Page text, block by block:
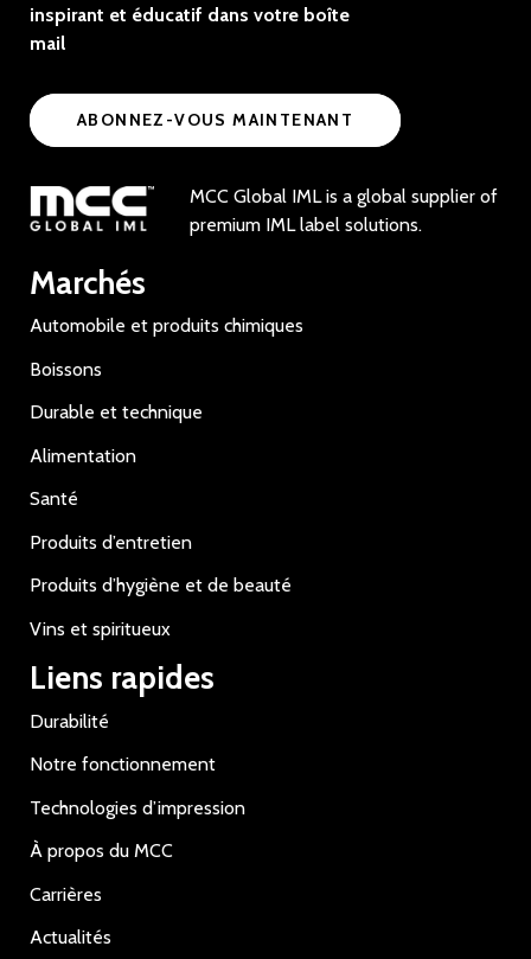
inspirant et éducatif dans votre boîte
mail
ABONNEZ-VOUS MAINTENANT
MCC Global IML is a global supplier of
premium IML label solutions.
Marchés
Automobile et produits chimiques
Boissons
Durable et technique
Alimentation
Santé
Produits d’entretien
Produits d’hygiène et de beauté
Vins et spiritueux
Liens rapides
Durabilité
Notre fonctionnement
Technologies d’impression
À propos du MCC
Carrières
Actualités